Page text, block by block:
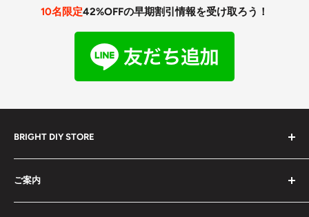
10名限定42%OFFの早期割引情報を受け取ろう！
BRIGHT DIY STORE
全ての商品
セール中の商品
予約販売商品
ご案内
検索